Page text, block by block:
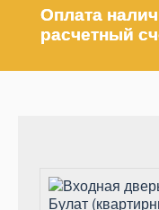
Оплата
расчетный